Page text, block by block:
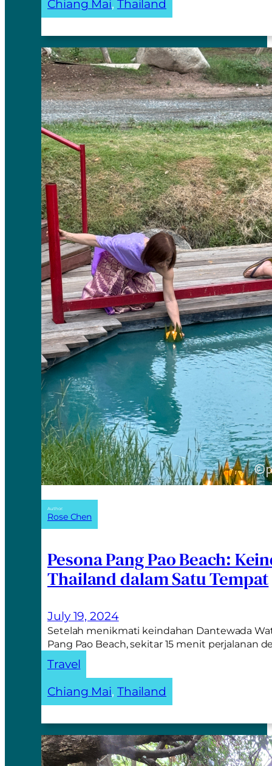
Chiang Mai, Thailand
Author:
Rose Chen
Pesona Pang Pao Beach:
Thailand dalam Satu Tempat
July 19, 2024
Setelah menikmati keindahan Dantewada
Pang Pao Beach, sekitar 15 menit perjalanan
Travel
Chiang Mai, Thailand